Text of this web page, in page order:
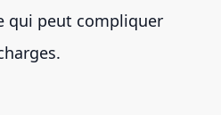
qui peut compliquer